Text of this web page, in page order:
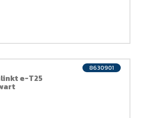
e-T25
8630901